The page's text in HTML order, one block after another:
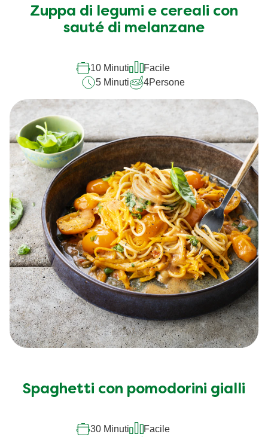
Zuppa di legumi e cereali con
sauté di melanzane
10 Minuti
Facile
5 Minuti
4Persone
Spaghetti con pomodorini gialli
30 Minuti
Facile